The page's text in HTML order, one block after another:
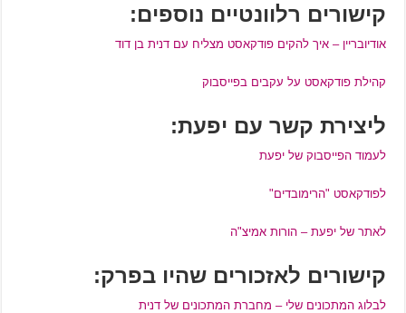
קישורים רלוונטיים נוספים:
אודיובריין – איך להקים פודקאסט מצליח עם דנית בן דוד
קהילת פודקאסט על עקבים בפייסבוק
ליצירת קשר עם יפעת:
לעמוד הפייסבוק של יפעת
לפודקאסט "הרימובדים"
לאתר של יפעת – הורות אמיצ"ה
קישורים לאזכורים שהיו בפרק:
לבלוג המתכונים שלי – מחברת המתכונים של דנית